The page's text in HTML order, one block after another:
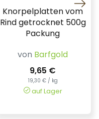
Knorpelplatten vom
Rind getrocknet 500g
Packung
von Barfgold
9,65 €
19,30 € / kg
auf Lager